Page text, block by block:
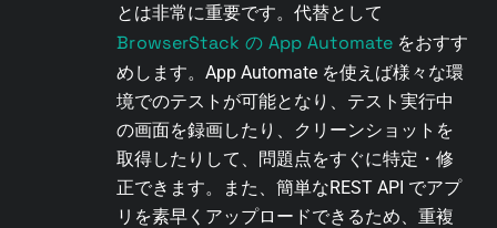
とは非常に重要です。代替として
BrowserStack の App Automate をおすす
めします。App Automate を使えば様々な環
境でのテストが可能となり、テスト実行中
の画面を録画したり、クリーンショットを
取得したりして、問題点をすぐに特定・修
正できます。また、簡単なREST API でアプ
リを素早くアップロードできるため、重複